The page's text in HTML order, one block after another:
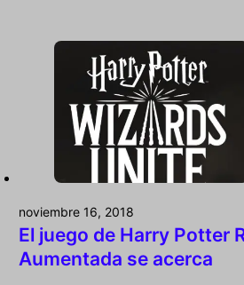
noviembre 16, 2018
El juego de Harry Potter
Aumentada se acerca